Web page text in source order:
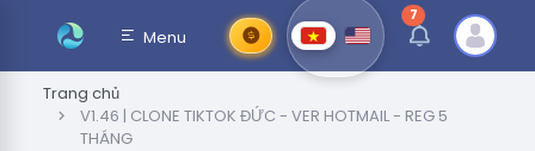
Menu
7thông báo chưa
Trang chủ
V1.46 | CLONE TIKTOK ĐỨC - VER HOTMAIL - REG 5
THÁNG